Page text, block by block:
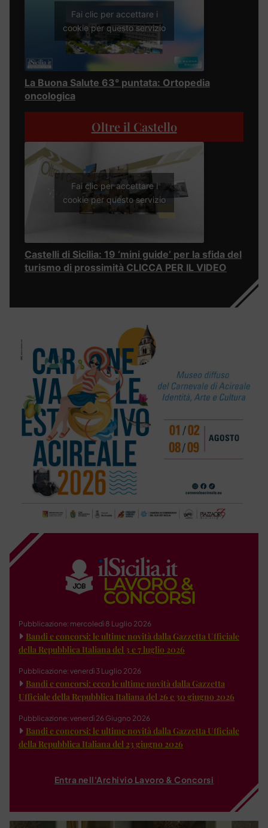
Fai clic per accettare i
cookie per questo servizio
La Buona Salute 63° puntata: Ortopedia
oncologica
Oltre il Castello
Fai clic per accettare i
cookie per questo servizio
Castelli di Sicilia: 19 ‘mini guide’ per la sfida del
turismo di prossimità CLICCA PER IL VIDEO
Pubblicazione: mercoledì 8 Luglio 2026
Bandi e concorsi: le ultime novità dalla Gazzetta Ufficiale
della Repubblica Italiana del 3 e 7 luglio 2026
Pubblicazione: venerdì 3 Luglio 2026
Bandi e concorsi: ecco le ultime novità dalla Gazzetta
Ufficiale della Repubblica Italiana del 26 e 30 giugno 2026
Pubblicazione: venerdì 26 Giugno 2026
Bandi e concorsi: le ultime novità dalla Gazzetta Ufficiale
della Repubblica Italiana del 23 giugno 2026
Entra nell'Archivio Lavoro & Concorsi